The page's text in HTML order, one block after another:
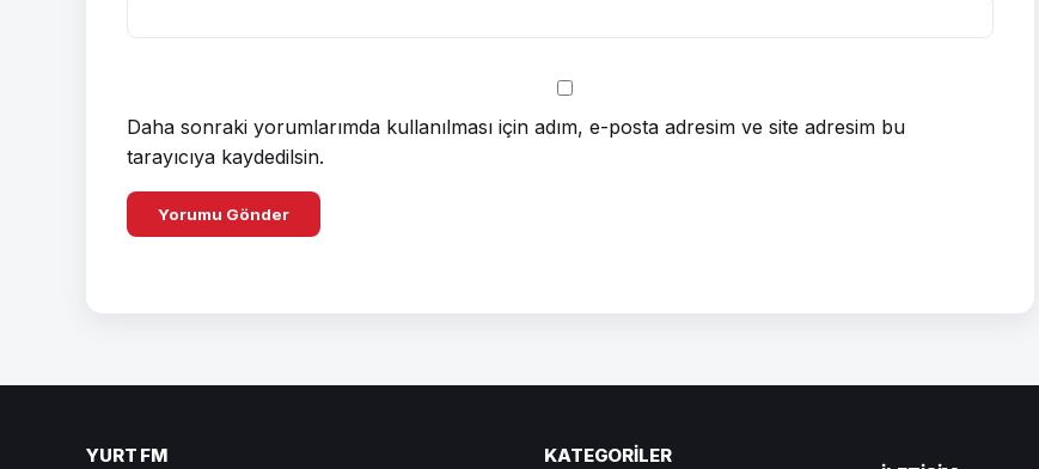
Daha sonraki yorumlarımda kullanılması için adım, e-posta adresim ve site adresim bu
tarayıcıya kaydedilsin.
YURT FM KATEGORILER